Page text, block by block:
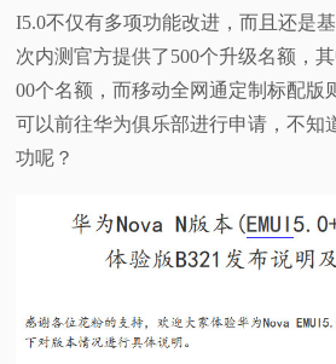
讯
测
科
I5.0不仅有多项功能改进，而且还是
次内测官方提供了500个升级名额，
00个名额，而移动全网通定制标配版
可以前往华为俱乐部进行申请，不知
功呢？